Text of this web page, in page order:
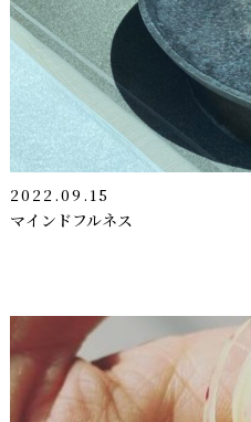
2022.09.15
マインドフルネス